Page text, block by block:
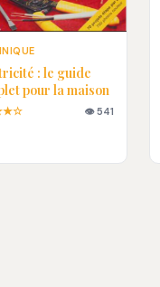
: le guide
pour la maison
👁 541